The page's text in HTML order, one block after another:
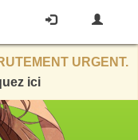
URGENT.
ici